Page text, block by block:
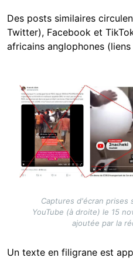
Des posts similaires
Twitter), Facebook et
africains anglophones
Image
Captures d'écran prises
YouTube (à droite) le 15
ajoutée par la
Un texte en filigrane est